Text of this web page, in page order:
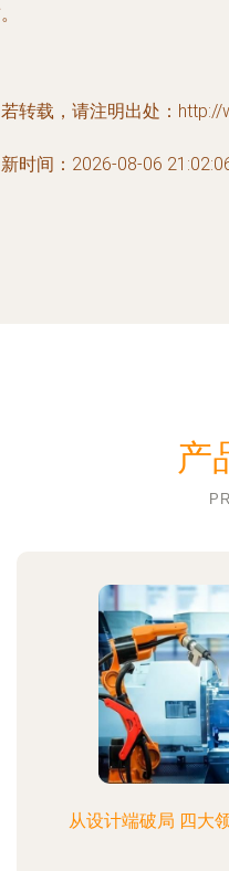
转载，请注明出处：
时间：2026-08-06
产
从设计端破局 四大